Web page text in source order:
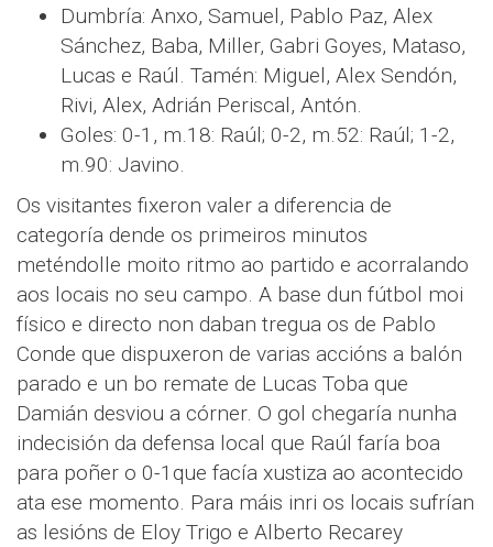
Dumbría: Anxo, Samuel, Pablo Paz, Alex
Sánchez, Baba, Miller, Gabri Goyes, Mataso,
Lucas e Raúl. Tamén: Miguel, Alex Sendón,
Rivi, Alex, Adrián Periscal, Antón.
Goles: 0-1, m.18: Raúl; 0-2, m.52: Raúl; 1-2,
m.90: Javino.
Os visitantes fixeron valer a diferencia de
categoría dende os primeiros minutos
meténdolle moito ritmo ao partido e acorralando
aos locais no seu campo. A base dun fútbol moi
físico e directo non daban tregua os de Pablo
Conde que dispuxeron de varias accións a balón
parado e un bo remate de Lucas Toba que
Damián desviou a córner. O gol chegaría nunha
indecisión da defensa local que Raúl faría boa
para poñer o 0-1que facía xustiza ao acontecido
ata ese momento. Para máis inri os locais sufrían
as lesións de Eloy Trigo e Alberto Recarey